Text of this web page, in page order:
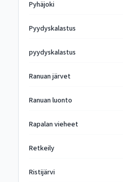
Pyhäjoki
Pyydyskalastus
pyydyskalastus
Ranuan järvet
Ranuan luonto
Rapalan vieheet
Retkeily
Ristijärvi